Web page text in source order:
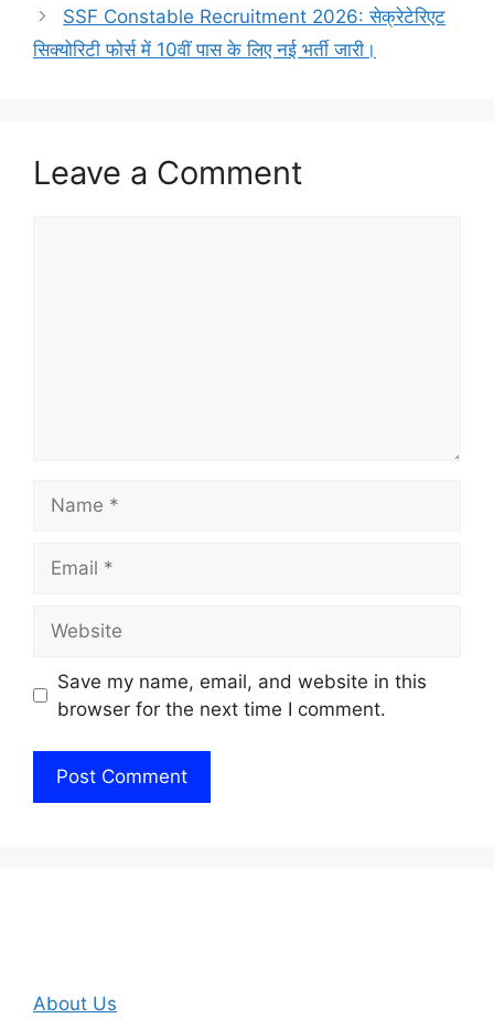
SSF Constable Recruitment 2026: सेक्रेटेरिएट
सिक्योरिटी फोर्स में 10वीं पास के लिए नई भर्ती जारी।
Leave a Comment
Save my name, email, and website in this
browser for the next time I comment.
About Us